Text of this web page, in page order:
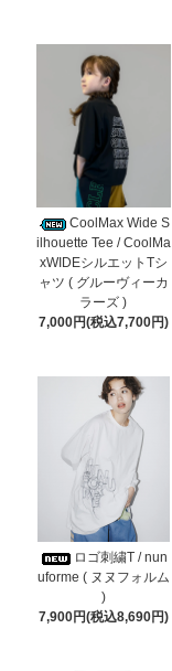
CoolMax Wide S
ilhouette Tee / CoolMa
xWIDEシルエットTシ
ャツ ( グルーヴィーカ
ラーズ )
7,000円(税込7,700円)
ロゴ刺繍T / nun
uforme ( ヌヌフォルム
)
7,900円(税込8,690円)